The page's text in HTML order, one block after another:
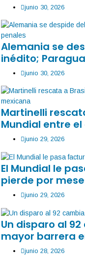
junio 30, 2026
Alemania se
inédito;
junio 30, 2026
Martinelli
Mundial entre
junio 29, 2026
El Mundial le
pierde por
junio 29, 2026
Un disparo al
mayor barrera
junio 28, 2026